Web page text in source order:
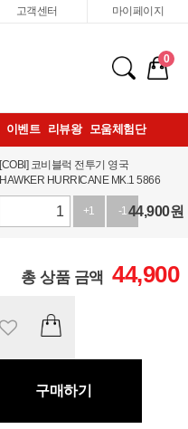
고객센터 마이페이지
0
이벤트 리뷰왕 모움체험단
[COBI] 코비블럭 전투기 영국
HAWKER HURRICANE MK.1 5866
+1 -144,900원
총 상품 금액 44,900
구매하기